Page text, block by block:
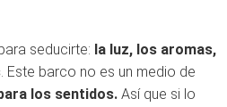
seducirte: la luz, los aromas,
. Este barco no es un medio de
los sentidos. Así que si lo